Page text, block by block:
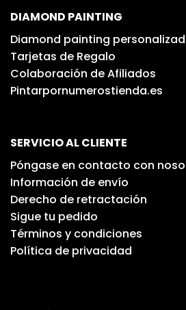
DIAMOND PAINTING
Diamond painting
Tarjetas de Regalo
Colaboración de Afiliados
Pintarpornumerostienda.es
SERVICIO AL CLIENTE
Póngase en contacto con
Información de envío
Derecho de retractación
Sigue tu pedido
Términos y condiciones
Política de privacidad